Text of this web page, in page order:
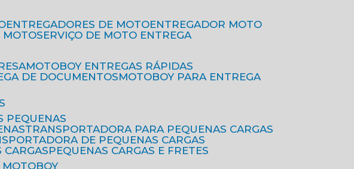
ENTREGADORES DE MOTO
ENTREGADOR MOTO
MOTO
SERVIÇO DE MOTO ENTREGA
MOTOBOY ENTREGAS RÁPIDAS
DE DOCUMENTOS
MOTOBOY PARA ENTREGA
PEQUENAS
TRANSPORTADORA PARA PEQUENAS CARGAS
DE PEQUENAS CARGAS
CARGAS
PEQUENAS CARGAS E FRETES
MOTOBOY